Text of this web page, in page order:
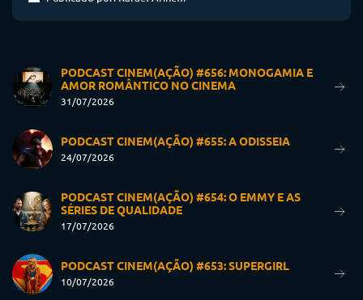
PODCAST CINEM(AÇÃO) #656: MONOGAMIA E
AMOR ROMÂNTICO NO CINEMA
31/07/2026
PODCAST CINEM(AÇÃO) #655: A ODISSEIA
24/07/2026
PODCAST CINEM(AÇÃO) #654: O EMMY E AS
SÉRIES DE QUALIDADE
17/07/2026
PODCAST CINEM(AÇÃO) #653: SUPERGIRL
10/07/2026